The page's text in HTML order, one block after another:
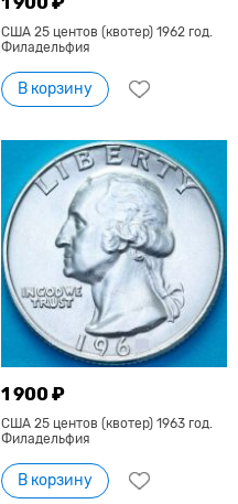
США 25 центов (квотер) 1962 год.
Филадельфия
В корзину
1 900 ₽
США 25 центов (квотер) 1963 год.
Филадельфия
В корзину